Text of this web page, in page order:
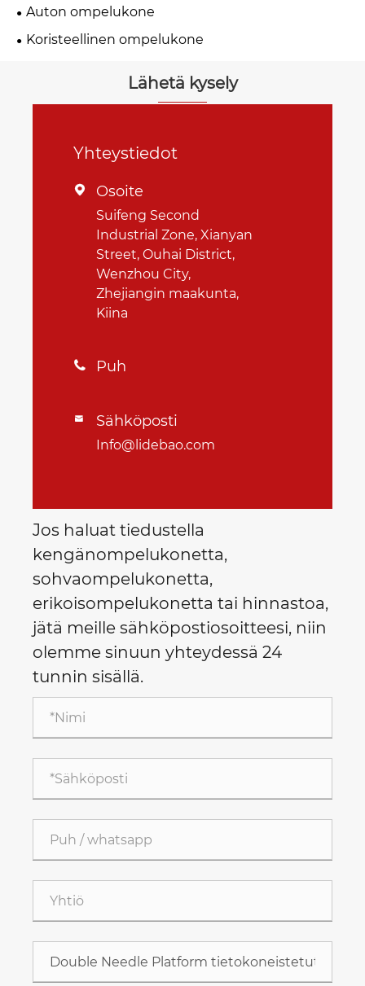
Auton ompelukone
Koristeellinen ompelukone
Lähetä kysely
Yhteystiedot
 Osoite
Suifeng Second
Industrial Zone, Xianyan
Street, Ouhai District,
Wenzhou City,
Zhejiangin maakunta,
Kiina
 Puh
 Sähköposti
Info@lidebao.com
Jos haluat tiedustella
kengänompelukonetta,
sohvaompelukonetta,
erikoisompelukonetta tai hinnastoa,
jätä meille sähköpostiosoitteesi, niin
olemme sinuun yhteydessä 24
tunnin sisällä.